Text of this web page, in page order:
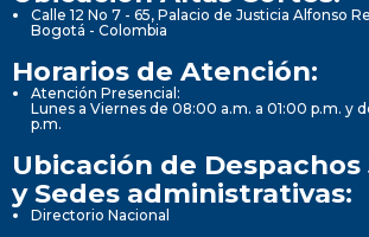
Calle 12 No 7 - 65, Palacio de Justicia Alfonso
Bogotá - Colombia
Horarios de Atención:
Atención Presencial:
Lunes a Viernes de 08:00 a.m. a 01:00 p.m. y
p.m.
Ubicación de
y Sedes administrativas:
Directorio Nacional